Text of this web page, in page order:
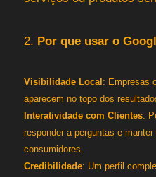
2. Por que usar o
Visibilidade Local : Empresas
aparecem no topo dos
Interatividade com Clientes:
responder a perguntas e
consumidores.
Credibilidade: Um perfil